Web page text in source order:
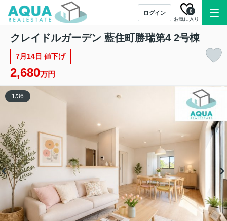
ログイン
お気に入り
0
クレイドルガーデン 藍住町勝瑞第4 2号棟
7月14日 値下げ
2,680万円
1/36